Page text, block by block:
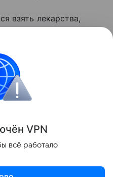
взять лекарства,
на телефон
на бумаге.
ён VPN
всё работало